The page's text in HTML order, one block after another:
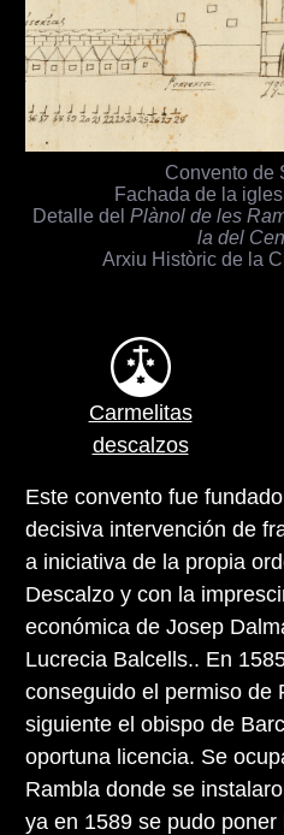
Convento de
Fachada de la
Detalle del Plànol de les
la del
Arxiu Històric de la
Carmelitas
descalzos
Este convento fue
decisiva intervención de
a iniciativa de la propia
Descalzo y con la
económica de Josep
Lucrecia Balcells.. En
conseguido el permiso de
siguiente el obispo de
oportuna licencia. Se
Rambla donde se
ya en 1589 se pudo